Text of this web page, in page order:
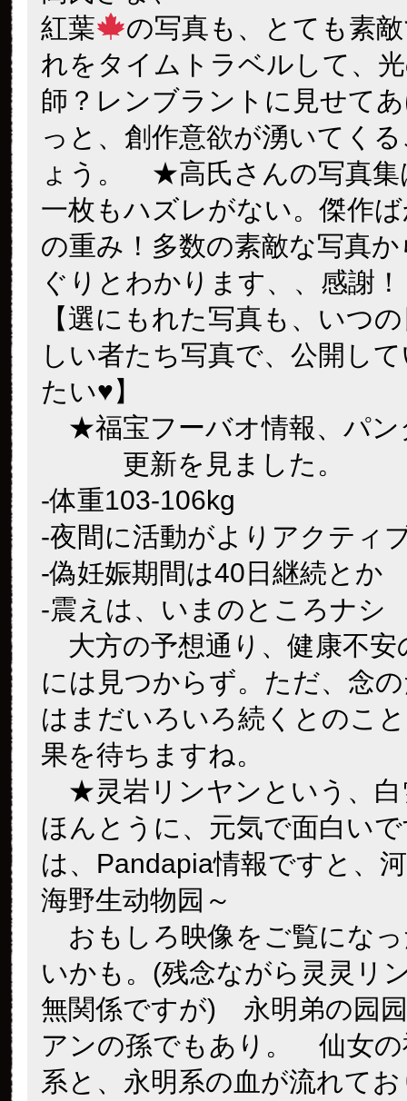
紅葉
の写真も、とても素
れをタイムトラベルして、
師？レンブラントに見せて
っと、創作意欲が湧いてく
ょう。 ★高氏さんの写真
一枚もハズレがない。傑作
の重み！多数の素敵な写真
ぐりとわかります、、感謝
【選にもれた写真も、いつ
しい者たち写真で、公開し
たい♥】
★福宝フーバオ情報、パン
更新を見ました。
-体重103-106kg
-夜間に活動がよりアクティ
-偽妊娠期間は40日継続とか
-震えは、いまのところナシ
大方の予想通り、健康不安
には見つからず。ただ、念
はまだいろいろ続くとのこ
果を待ちますね。
★灵岩リンヤンという、白
ほんとうに、元気で面白い
は、Pandapia情報ですと、
海野生动物园～
おもしろ映像をご覧にな
いかも。(残念ながら灵灵リ
無関係ですが) 永明弟の园
アンの孫でもあり。 仙女の
系と、永明系の血が流れて